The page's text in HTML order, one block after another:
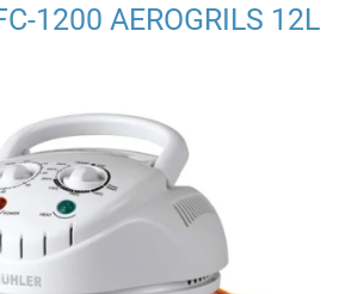
1200 AEROGRILS 12L